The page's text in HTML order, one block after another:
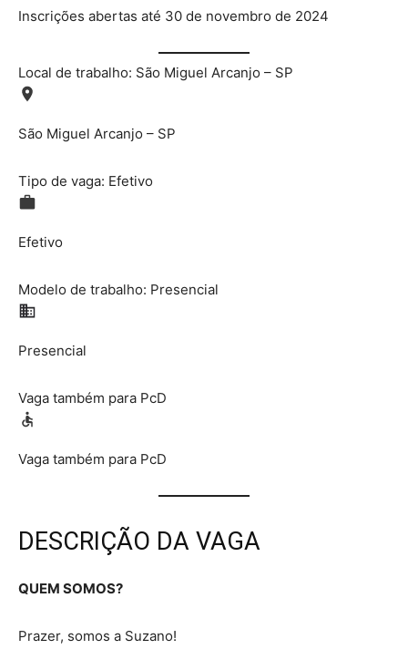
Inscrições abertas até 30 de novembro de 2024
Local de trabalho: São Miguel Arcanjo – SP
São Miguel Arcanjo – SP
Tipo de vaga: Efetivo
Efetivo
Modelo de trabalho: Presencial
Presencial
Vaga também para PcD
Vaga também para PcD
DESCRIÇÃO DA VAGA
QUEM SOMOS?
Prazer, somos a Suzano!